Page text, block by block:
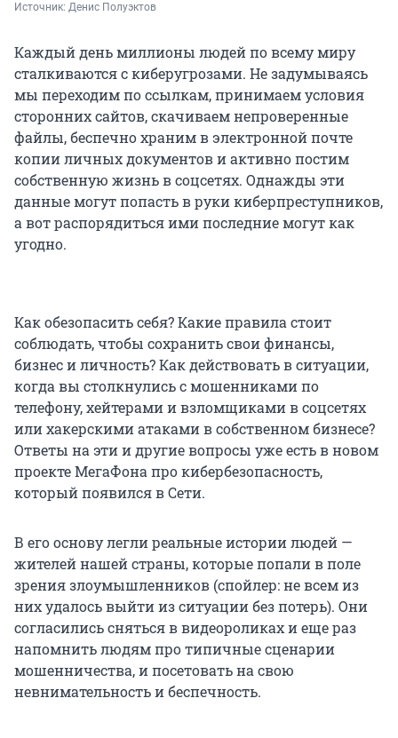
Источник: Денис Полуэктов
Каждый день миллионы людей по всему миру
сталкиваются с киберугрозами. Не задумываясь
мы переходим по ссылкам, принимаем условия
сторонних сайтов, скачиваем непроверенные
файлы, беспечно храним в электронной почте
копии личных документов и активно постим
собственную жизнь в соцсетях. Однажды эти
данные могут попасть в руки киберпреступников,
а вот распорядиться ими последние могут как
угодно.
Как обезопасить себя? Какие правила стоит
соблюдать, чтобы сохранить свои финансы,
бизнес и личность? Как действовать в ситуации,
когда вы столкнулись с мошенниками по
телефону, хейтерами и взломщиками в соцсетях
или хакерскими атаками в собственном бизнесе?
Ответы на эти и другие вопросы уже есть в новом
проекте МегаФона про кибербезопасность,
который появился в Сети.
В его основу легли реальные истории людей —
жителей нашей страны, которые попали в поле
зрения злоумышленников (спойлер: не всем из
них удалось выйти из ситуации без потерь). Они
согласились сняться в видеороликах и еще раз
напомнить людям про типичные сценарии
мошенничества, и посетовать на свою
невнимательность и беспечность.